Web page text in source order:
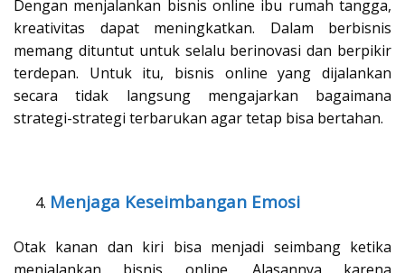
Dengan menjalankan bisnis online ibu rumah tangga,
kreativitas dapat meningkatkan. Dalam berbisnis
memang dituntut untuk selalu berinovasi dan berpikir
terdepan. Untuk itu, bisnis online yang dijalankan
secara tidak langsung mengajarkan bagaimana
strategi-strategi terbarukan agar tetap bisa bertahan.
Menjaga Keseimbangan Emosi
Otak kanan dan kiri bisa menjadi seimbang ketika
menjalankan bisnis online. Alasannya karena